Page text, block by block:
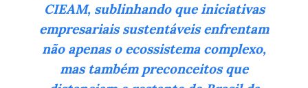
CIEAM, sublinhando que iniciativas
empresariais sustentáveis enfrentam
não apenas o ecossistema complexo,
mas também preconceitos que